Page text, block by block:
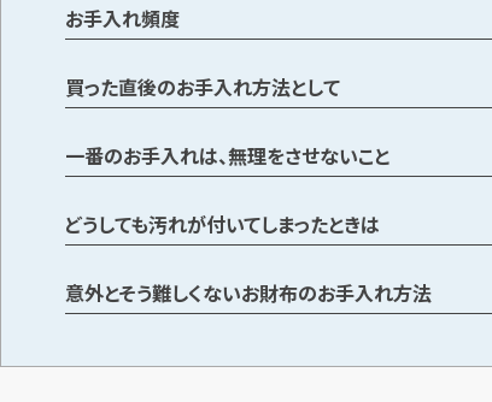
お手入れ頻度
買った直後のお手入れ方法として
一番のお手入れは、無理をさせないこと
どうしても汚れが付いてしまったときは
意外とそう難しくないお財布のお手入れ方法